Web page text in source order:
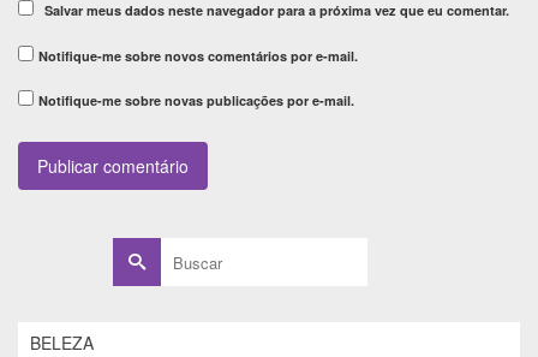
Salvar meus dados neste navegador para a próxima vez que eu comentar.
Notifique-me sobre novos comentários por e-mail.
Notifique-me sobre novas publicações por e-mail.
Buscar
por:
BELEZA